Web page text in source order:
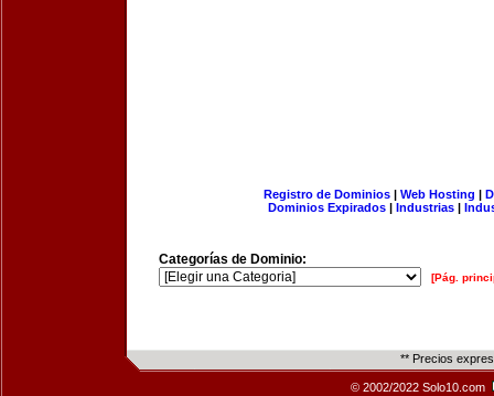
Registro de Dominios| Web Hosting |
Dominios Expirados | Industrias |
Categorías de Dominio:
[Pág.
** Precios
© 2002/2022 Solo10.com